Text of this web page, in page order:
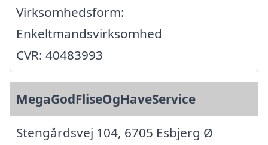
Virksomhedsform:
Enkeltmandsvirksomhed
CVR: 40483993
MegaGodFliseOgHaveService
Stengårdsvej 104, 6705 Esbjerg Ø